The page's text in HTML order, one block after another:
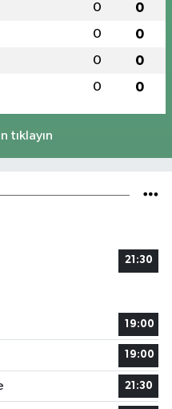
0 0
0 0
0 0
0 0
tıklayın
21:30
19:00
19:00
21:30